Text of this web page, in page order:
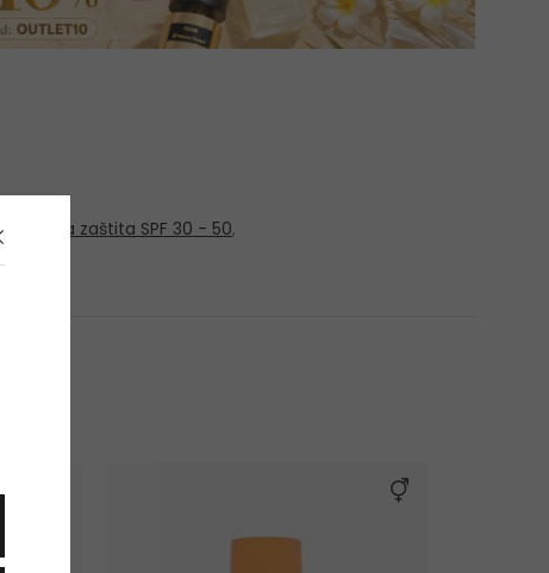
Visoka zaštita SPF 30 - 50,